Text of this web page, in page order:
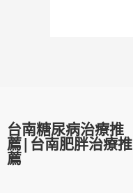
台南糖尿病治療推
薦|台南肥胖治療推
薦